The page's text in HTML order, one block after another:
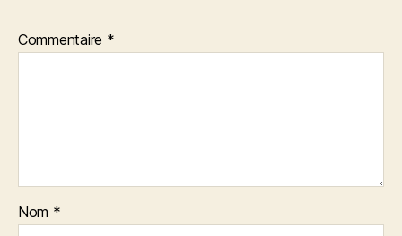
Commentaire *
Nom *